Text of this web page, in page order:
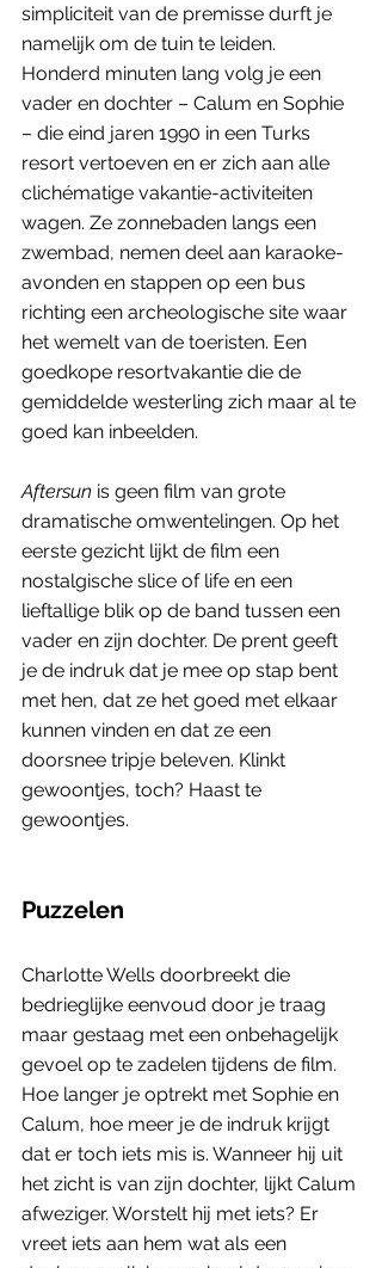
simpliciteit van de premisse durft je
namelijk om de tuin te leiden.
Honderd minuten lang volg je een
vader en dochter – Calum en Sophie
– die eind jaren 1990 in een Turks
resort vertoeven en er zich aan alle
clichématige vakantie-activiteiten
wagen. Ze zonnebaden langs een
zwembad, nemen deel aan karaoke-
avonden en stappen op een bus
richting een archeologische site waar
het wemelt van de toeristen. Een
goedkope resortvakantie die de
gemiddelde westerling zich maar al te
goed kan inbeelden.
Aftersun is geen film van grote
dramatische omwentelingen. Op het
eerste gezicht lijkt de film een
nostalgische slice of life en een
lieftallige blik op de band tussen een
vader en zijn dochter. De prent geeft
je de indruk dat je mee op stap bent
met hen, dat ze het goed met elkaar
kunnen vinden en dat ze een
doorsnee tripje beleven. Klinkt
gewoontjes, toch? Haast te
gewoontjes.
Puzzelen
Charlotte Wells doorbreekt die
bedrieglijke eenvoud door je traag
maar gestaag met een onbehagelijk
gevoel op te zadelen tijdens de film.
Hoe langer je optrekt met Sophie en
Calum, hoe meer je de indruk krijgt
dat er toch iets mis is. Wanneer hij uit
het zicht is van zijn dochter, lijkt Calum
afweziger. Worstelt hij met iets? Er
vreet iets aan hem wat als een